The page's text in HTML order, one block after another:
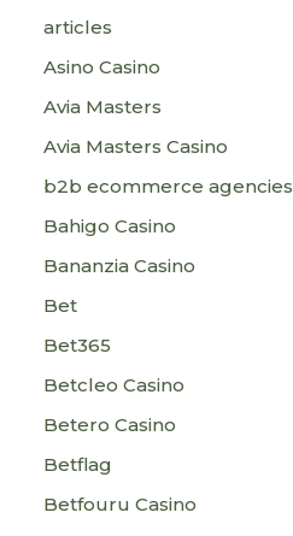
articles
Asino Casino
Avia Masters
Avia Masters Casino
b2b ecommerce agencies
Bahigo Casino
Bananzia Casino
Bet
Bet365
Betcleo Casino
Betero Casino
Betflag
Betfouru Casino